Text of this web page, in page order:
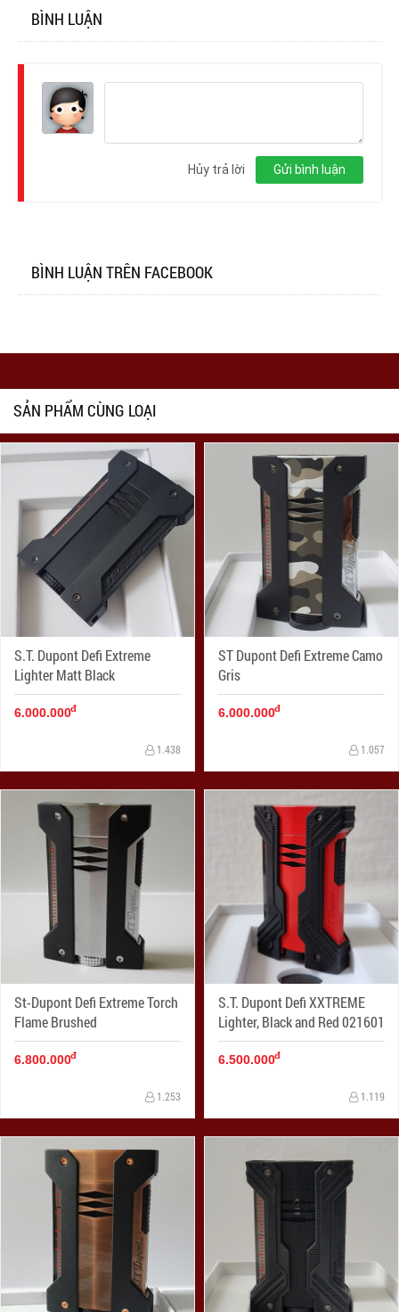
BÌNH LUẬN
Gửi bình luận
Hủy trả lời
BÌNH LUẬN TRÊN FACEBOOK
SẢN PHẨM CÙNG LOẠI
S.T. Dupont Defi Extreme
Lighter Matt Black
6.000.000đ
1.438
ST Dupont Defi Extreme Camo
Gris
6.000.000đ
1.057
St-Dupont Defi Extreme Torch
Flame Brushed
6.800.000đ
1.253
S.T. Dupont Defi XXTREME
Lighter, Black and Red 021601
6.500.000đ
1.119